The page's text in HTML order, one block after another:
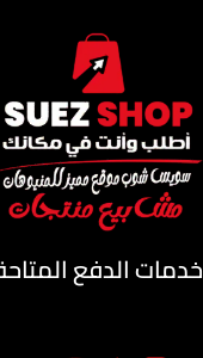
خدمات الدفع